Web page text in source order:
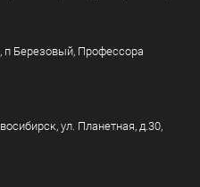
п Березовый, Профессора
ул. Планетная, д.30,